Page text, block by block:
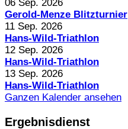
06 Sep. 2026
Gerold-Menze Blitzturnier
11 Sep. 2026
Hans-Wild-Triathlon
12 Sep. 2026
Hans-Wild-Triathlon
13 Sep. 2026
Hans-Wild-Triathlon
Ganzen Kalender ansehen
Ergebnisdienst